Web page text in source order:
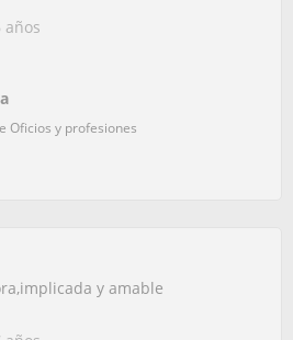
años
Oficios y profesiones
y amable